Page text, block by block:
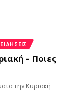
– Ποιες
την Κυριακή